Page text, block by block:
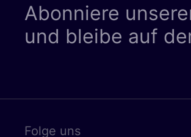
Abonniere
und bleibe auf
Folge uns